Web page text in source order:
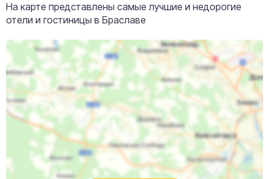
На карте представлены самые лучшие и недорогие
отели и гостиницы в Браславе